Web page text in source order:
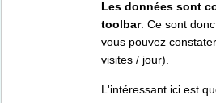
Les données sont
toolbar. Ce sont
vous pouvez
visites / jour).
L'intéressant ici est